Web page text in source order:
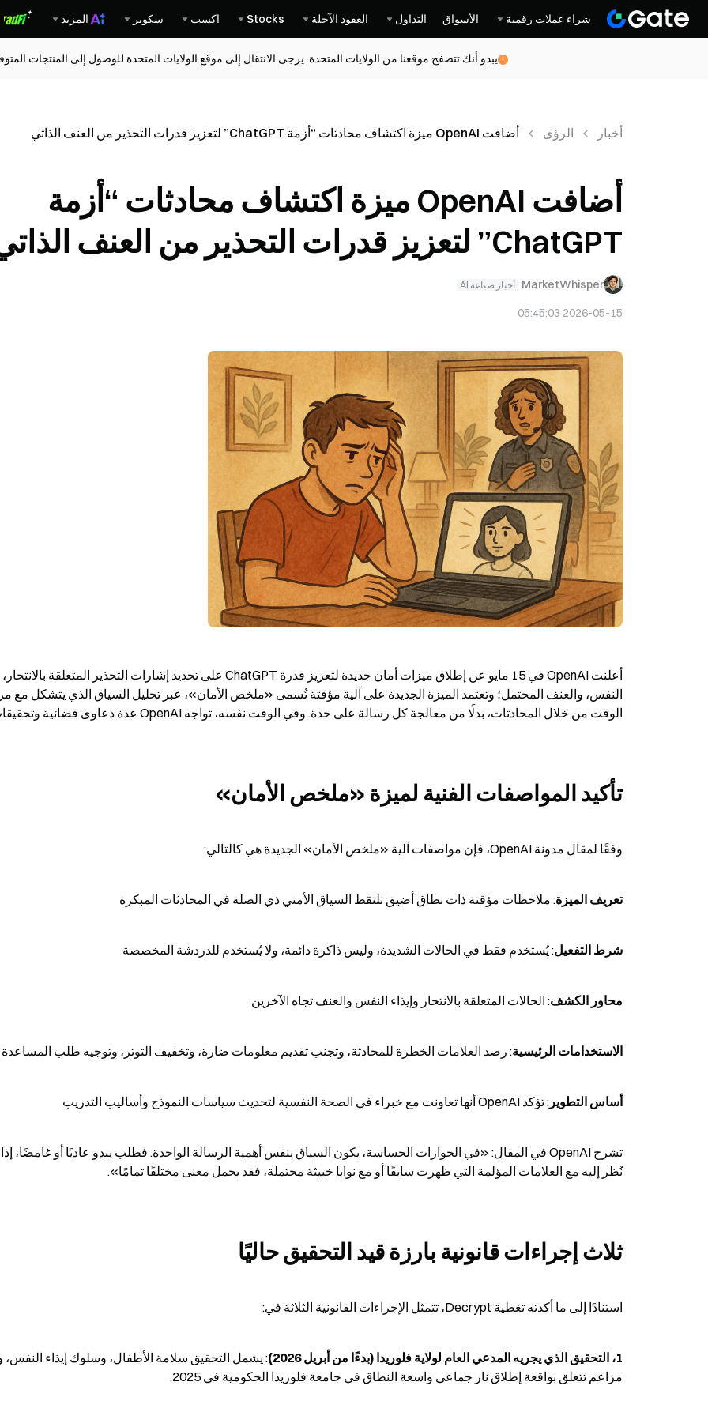
شراء عملات رقمية الأسواق التداول العقود الآجلة Stocks اكسب سكوير المزيد
يبدو أنك تتصفح موقعنا من الولايات المتحدة. يرجى الانتقال إلى موقع الولايات المتحدة للوصول إلى المنتجات
أخبار الرؤى أضافت OpenAI ميزة اكتشاف محادثات “أزمة ChatGPT” لتعزيز قدرات التحذير من العنف الذاتي
أضافت OpenAI ميزة اكتشاف محادثات “أزمة
ChatGPT” لتعزيز قدرات التحذير من العنف الذاتي
MarketWhisper أخبار صناعة AI
2026-05-15 05:45:03
الوقت من خلال المحادثات، بدلًا من معالجة كل رسالة على حدة. وفي الوقت نفسه، تواجه OpenAI عدة دعاوى قضائية وتحقيقات.
تأكيد المواصفات الفنية لميزة «ملخص الأمان»
وفقًا لمقال مدونة OpenAI، فإن مواصفات آلية «ملخص الأمان» الجديدة هي كالتالي:
تعريف الميزة: ملاحظات مؤقتة ذات نطاق أضيق تلتقط السياق الأمني ذي الصلة في المحادثات المبكرة
شرط التفعيل: يُستخدم فقط في الحالات الشديدة، وليس ذاكرة دائمة، ولا يُستخدم للدردشة المخصصة
محاور الكشف: الحالات المتعلقة بالانتحار وإيذاء النفس والعنف تجاه الآخرين
الاستخدامات الرئيسية: رصد العلامات الخطرة للمحادثة، وتجنب تقديم معلومات ضارة، وتخفيف التوتر، وتوجيه طلب المساعدة
أساس التطوير : تؤكد OpenAI أنها تعاونت مع خبراء في الصحة النفسية لتحديث سياسات النموذج وأساليب التدريب
نُظر إليه مع العلامات المؤلمة التي ظهرت سابقًا أو مع نوايا خبيثة محتملة، فقد يحمل معنى مختلفًا تمامًا».
ثلاث إجراءات قانونية بارزة قيد التحقيق حاليًا
استنادًا إلى ما أكدته تغطية Decrypt، تتمثل الإجراءات القانونية الثلاثة في:
1، التحقيق الذي يجريه المدعي العام لولاية فلوريدا (بدءًا من أبريل 2026)
مزاعم تتعلق بواقعة إطلاق نار جماعي واسعة النطاق في جامعة فلوريدا الحكومية في 2025.